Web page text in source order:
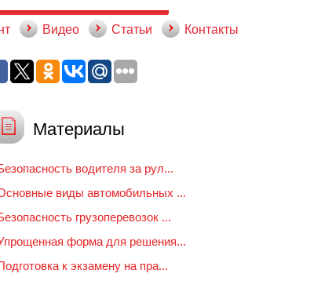
Видео Статьи Контакты
Материалы
водителя за рул...
виды автомобильных ...
грузоперевозок ...
форма для решения...
к экзамену на пра...